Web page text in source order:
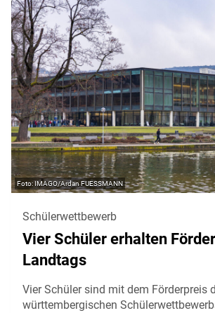
IMAGO/Ardan FUESSMANN
Schülerwettbewerb
Vier Schüler erhalten
Landtags
Vier Schüler sind mit dem Förderpreis
württembergischen